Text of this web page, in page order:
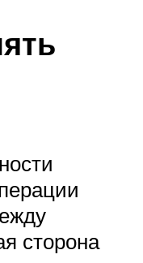
сторона